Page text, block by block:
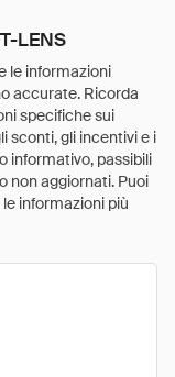
LENS
le informazioni
accurate. Ricorda
specifiche sui
sconti, gli incentivi e i
informativo, passibili
non aggiornati. Puoi
informazioni più